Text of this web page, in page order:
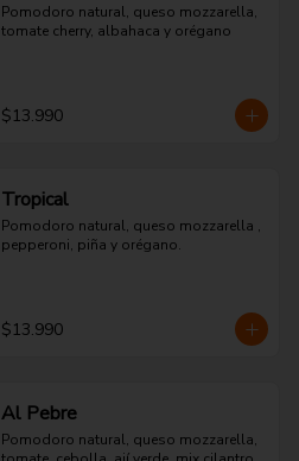
Pomodoro natural, queso mozzarella,
tomate cherry, albahaca y orégano
$13.990
Tropical
Pomodoro natural, queso mozzarella ,
pepperoni, piña y orégano.
$13.990
Al Pebre
Pomodoro natural, queso mozzarella,